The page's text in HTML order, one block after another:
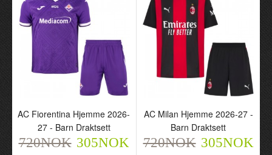
720NOK
Fotballdrakt
720NOK 305NOK
AC Fiorentina Hjemme 2026-
27 - Barn Draktsett
720NOK 305NOK
AC Milan Hjemme 2026-27 -
Barn Draktsett
720NOK 305NOK